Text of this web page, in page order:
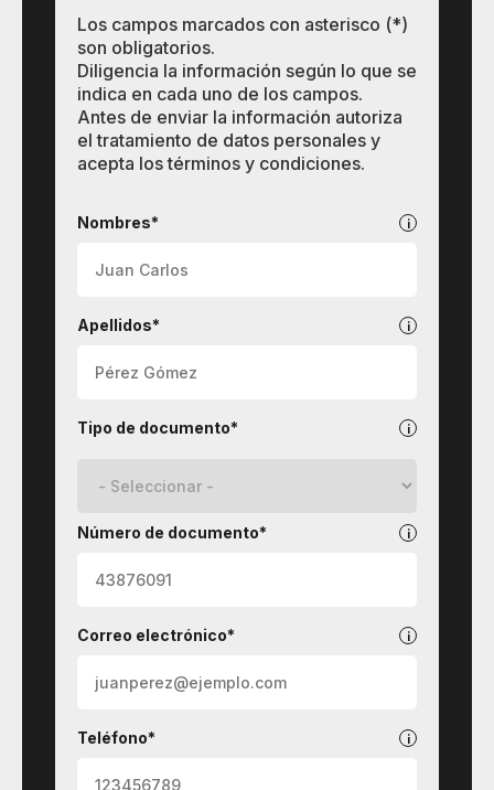
Los campos marcados con asterisco (*)
son obligatorios.
Diligencia la información según lo que se
indica en cada uno de los campos.
Antes de enviar la información autoriza
el tratamiento de datos personales y
acepta los términos y condiciones.
Nombres*
Apellidos*
Tipo de documento*
Número de documento*
Correo electrónico*
Teléfono*